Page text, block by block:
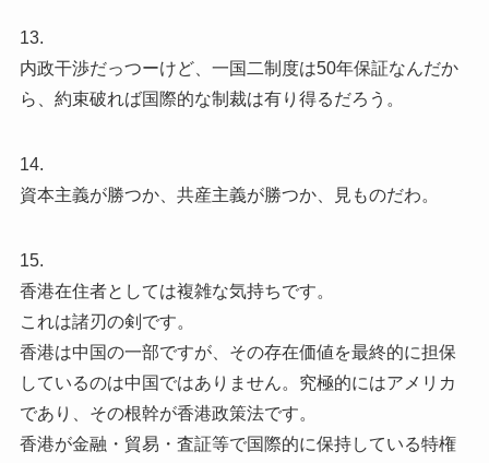
13.
内政干渉だっつーけど、一国二制度は50年保証なんだか
ら、約束破れば国際的な制裁は有り得るだろう。
14.
資本主義が勝つか、共産主義が勝つか、見ものだわ。
15.
香港在住者としては複雑な気持ちです。
これは諸刃の剣です。
香港は中国の一部ですが、その存在価値を最終的に担保
しているのは中国ではありません。究極的にはアメリカ
であり、その根幹が香港政策法です。
香港が金融・貿易・査証等で国際的に保持している特権